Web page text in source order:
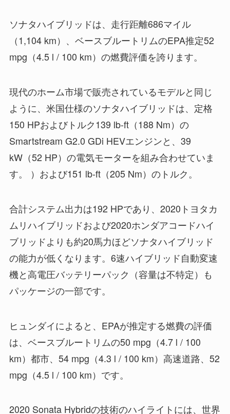
ソナタハイブリッドは、走行距離686マイル
（1,104 km）、ベースブルートリムのEPA推定52
mpg（4.5 l / 100 km）の燃費評価を誇ります。
現代のホーム市場で販売されているモデルと同じ
ように、米国仕様のソナタハイブリッドは、定格
150 HPおよびトルク139 lb-ft（188 Nm）の
Smartstream G2.0 GDi HEVエンジンと、39
kW（52 HP）の電気モーターを組み合わせていま
す。 ）および151 lb-ft（205 Nm）のトルク。
合計システム出力は192 HPであり、2020トヨタカ
ムリハイブリッドおよび2020ホンダアコードハイ
ブリッドよりも約20馬力ほどソナタハイブリッド
の能力が低くなります。6速ハイブリッド自動変速
機と高電圧バッテリーパック（容量は不特定）も
パッケージの一部です。
ヒュンダイによると、EPAが推定する燃費の評価
は、ベースブルートリムの50 mpg（4.7 l / 100
km）都市、54 mpg（4.3 l / 100 km）高速道路、52
mpg（4.5 l / 100 km）です。
2020 Sonata Hybridの技術のハイライトには、世界